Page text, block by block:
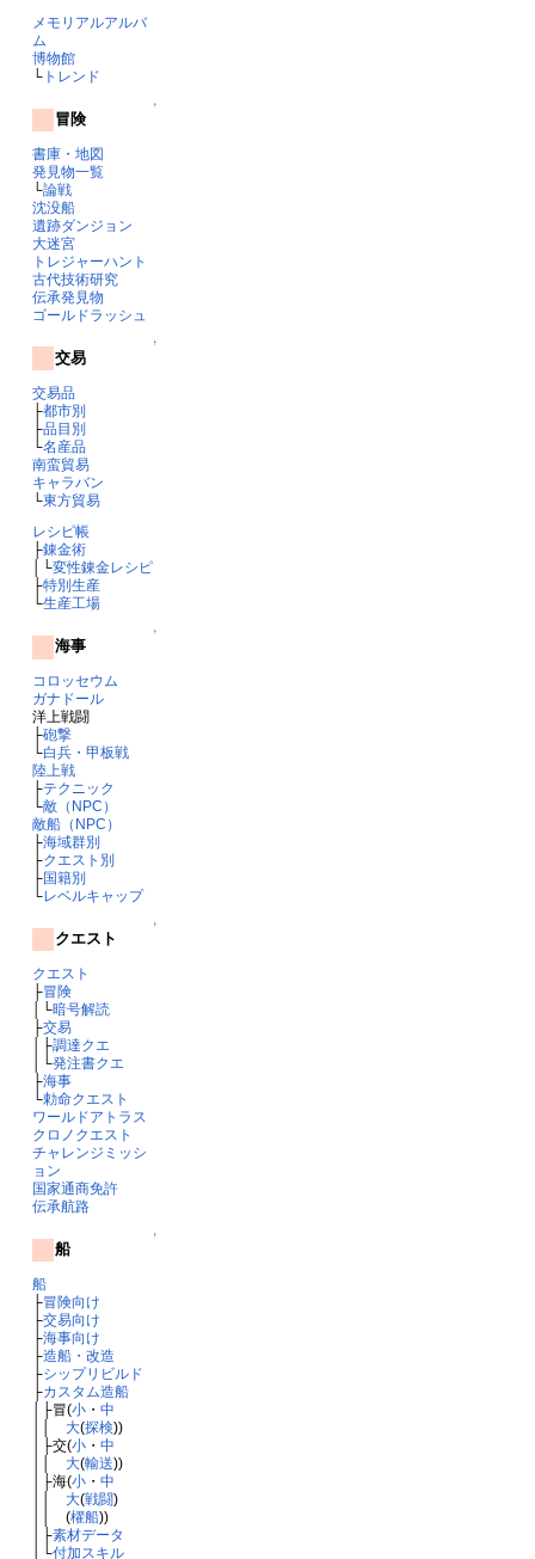
メモリアルアルバ
ム
博物館
└トレンド
↑
冒険
書庫・地図
発見物一覧
└論戦
沈没船
遺跡ダンジョン
大迷宮
トレジャーハント
古代技術研究
伝承発見物
ゴールドラッシュ
↑
交易
交易品
├都市別
├品目別
└名産品
南蛮貿易
キャラバン
└東方貿易
レシピ帳
├錬金術
│└変性錬金レシピ
├特別生産
└生産工場
↑
海事
コロッセウム
ガナドール
洋上戦闘
├砲撃
└白兵・甲板戦
陸上戦
├テクニック
└敵（NPC）
敵船（NPC）
├海域群別
├クエスト別
├国籍別
└レベルキャップ
↑
クエスト
クエスト
├冒険
│└暗号解読
├交易
│├調達クエ
│└発注書クエ
├海事
└勅命クエスト
ワールドアトラス
クロノクエスト
チャレンジミッシ
ョン
国家通商免許
伝承航路
↑
船
船
├冒険向け
├交易向け
├海事向け
├造船・改造
├シップリビルド
├カスタム造船
│├冒(小・ 中
大(探検))
│├交(小・ 中
大(輸送))
│├海(小・ 中
大(戦闘)
││ (櫂船))
│├素材データ
│└付加スキル